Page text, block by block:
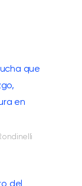
que
en
del